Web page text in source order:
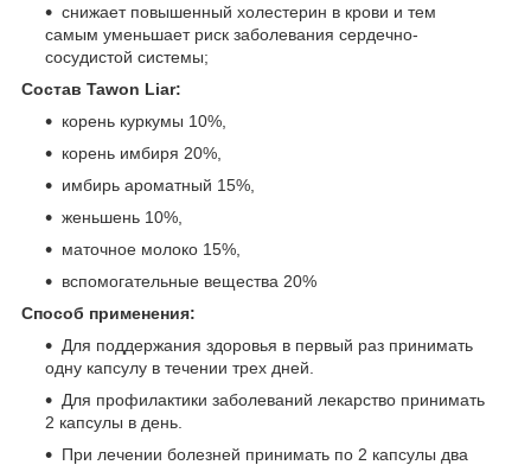
снижает повышенный холестерин в крови и тем
самым уменьшает риск заболевания сердечно-
сосудистой системы;
Состав Tawon Liar:
корень куркумы 10%,
корень имбиря 20%,
имбирь ароматный 15%,
женьшень 10%,
маточное молоко 15%,
вспомогательные вещества 20%
Способ применения:
Для поддержания здоровья в первый раз принимать
одну капсулу в течении трех дней.
Для профилактики заболеваний лекарство принимать
2 капсулы в день.
При лечении болезней принимать по 2 капсулы два